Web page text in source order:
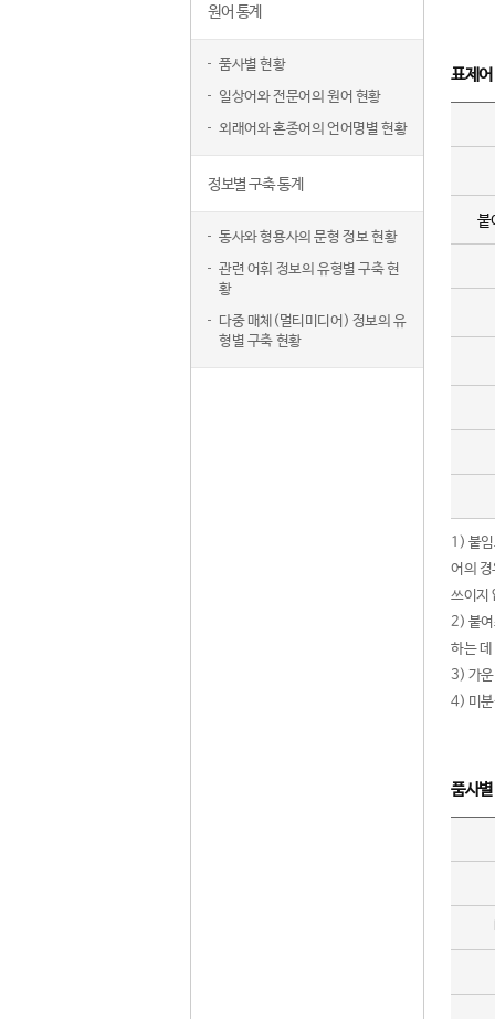
원어 통계
품사별 현황
일상어와 전문어의 원어 현황
외래어와 혼종어의 언어명별 현황
정보별 구축 통계
동사와 형용사의 문형 정보 현황
관련 어휘 정보의 유형별 구축 현
황
다중 매체(멀티미디어) 정보의 유
형별 구축 현황
표제
붙
1) 붙
어의
쓰이지
2) 붙여
하는
3) 가운
4) 미분
품사